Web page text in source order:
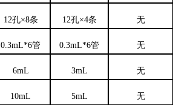
12孔×8条 12孔×4条 无
0.3mL*6管 0.3mL*6管 无
6mL 3mL 无
10mL 5mL 无